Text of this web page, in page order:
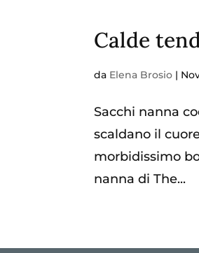
Calde
da Elena Brosio |
Sacchi nanna
scaldano il
morbidissimo
nanna di The...